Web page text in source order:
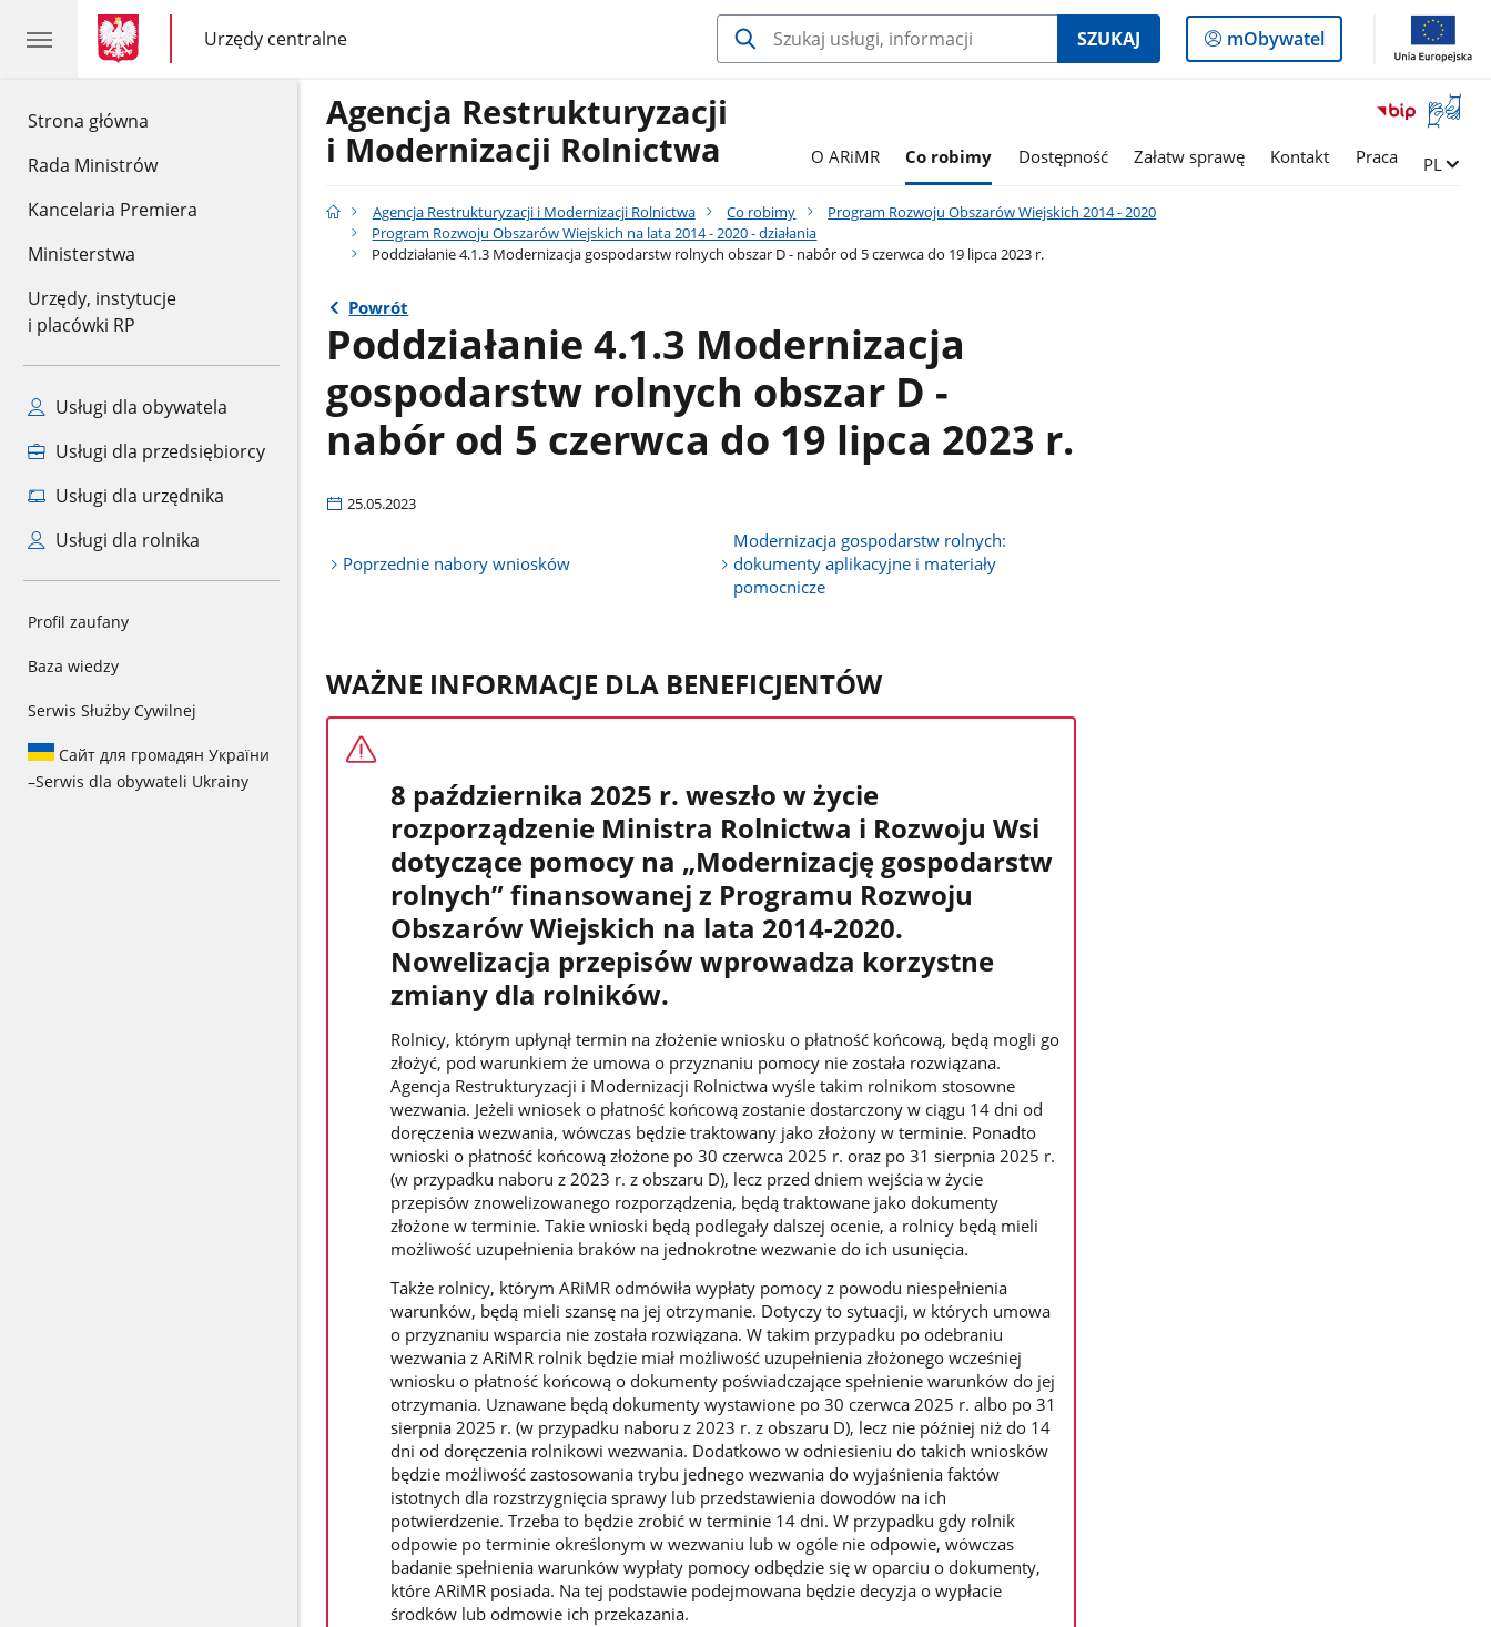
Strona główna
Rada Ministrów
Kancelaria Premiera
Ministerstwa
Urzędy, instytucje
i placówki RP
Usługi dla obywatela
Usługi dla przedsiębiorcy
Usługi dla urzędnika
Usługi dla rolnika
Profil zaufany
Baza wiedzy
Serwis Służby Cywilnej
Сайт для громадян України
–Serwis dla obywateli Ukrainy
gov.pl
gov.pl
Urzędy centralne
gov.pl
Urzędy
centralne
SZUKAJ
Logowanie
do
mObywatel
Otwórz
okno
Agencja Restrukturyzacji
i Modernizacji Rolnictwa
O ARiMR Co robimy Dostępność Załatw sprawę Kontakt Praca Zmień
PL
Agencja Restrukturyzacji i Modernizacji Rolnictwa Co robimy
Program Rozwoju Obszarów Wiejskich 2014 - 2020
Program Rozwoju Obszarów Wiejskich na lata 2014 - 2020 - działania
Poddziałanie 4.1.3 Modernizacja gospodarstw rolnych obszar D - nabór od 5 czerwca do 19 lipca 2023 r.
Powrót
Poddziałanie 4.1.3 Modernizacja
gospodarstw rolnych obszar D -
nabór od 5 czerwca do 19 lipca 2023 r.
25.05.2023
Poprzednie nabory wniosków
Modernizacja gospodarstw rolnych:
dokumenty aplikacyjne i materiały
pomocnicze
WAŻNE INFORMACJE DLA BENEFICJENTÓW
8 października 2025 r. weszło w życie
rozporządzenie Ministra Rolnictwa i Rozwoju Wsi
dotyczące pomocy na „Modernizację gospodarstw
rolnych” finansowanej z Programu Rozwoju
Obszarów Wiejskich na lata 2014-2020.
Nowelizacja przepisów wprowadza korzystne
zmiany dla rolników.
Rolnicy, którym upłynął termin na złożenie wniosku o płatność końcową, będą mogli go
złożyć, pod warunkiem że umowa o przyznaniu pomocy nie została rozwiązana.
Agencja Restrukturyzacji i Modernizacji Rolnictwa wyśle takim rolnikom stosowne
wezwania. Jeżeli wniosek o płatność końcową zostanie dostarczony w ciągu 14 dni od
doręczenia wezwania, wówczas będzie traktowany jako złożony w terminie. Ponadto
wnioski o płatność końcową złożone po 30 czerwca 2025 r. oraz po 31 sierpnia 2025 r.
(w przypadku naboru z 2023 r. z obszaru D), lecz przed dniem wejścia w życie
przepisów znowelizowanego rozporządzenia, będą traktowane jako dokumenty
złożone w terminie. Takie wnioski będą podlegały dalszej ocenie, a rolnicy będą mieli
możliwość uzupełnienia braków na jednokrotne wezwanie do ich usunięcia.
Także rolnicy, którym ARiMR odmówiła wypłaty pomocy z powodu niespełnienia
warunków, będą mieli szansę na jej otrzymanie. Dotyczy to sytuacji, w których umowa
o przyznaniu wsparcia nie została rozwiązana. W takim przypadku po odebraniu
wezwania z ARiMR rolnik będzie miał możliwość uzupełnienia złożonego wcześniej
wniosku o płatność końcową o dokumenty poświadczające spełnienie warunków do jej
otrzymania. Uznawane będą dokumenty wystawione po 30 czerwca 2025 r. albo po 31
sierpnia 2025 r. (w przypadku naboru z 2023 r. z obszaru D), lecz nie później niż do 14
dni od doręczenia rolnikowi wezwania. Dodatkowo w odniesieniu do takich wniosków
będzie możliwość zastosowania trybu jednego wezwania do wyjaśnienia faktów
istotnych dla rozstrzygnięcia sprawy lub przedstawienia dowodów na ich
potwierdzenie. Trzeba to będzie zrobić w terminie 14 dni. W przypadku gdy rolnik
odpowie po terminie określonym w wezwaniu lub w ogóle nie odpowie, wówczas
badanie spełnienia warunków wypłaty pomocy odbędzie się w oparciu o dokumenty,
które ARiMR posiada. Na tej podstawie podejmowana będzie decyzja o wypłacie
środków lub odmowie ich przekazania.